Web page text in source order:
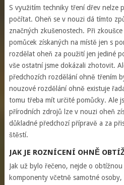
S využitím techniky tření dřev nelze
počítat. Oheň se v nouzi dá tímto
značných zkušenostech. Při
pomůcek získaných na místě jen s
rozdělat oheň za použití jen jediné
vše ostatní jsme dokázali zhotovit.
předchozích rozdělání ohně třením
nouzové rozdělání ohně existuje
tomu třeba mít určité pomůcky. Ale
přírodních zdrojů lze v nouzi oheň
důkladné předchozí přípravě a za
štěstí.
JAK JE ROZNÍCENÍ OHNĚ
Jak už bylo řečeno, nejde o
komponenty včetně samotné